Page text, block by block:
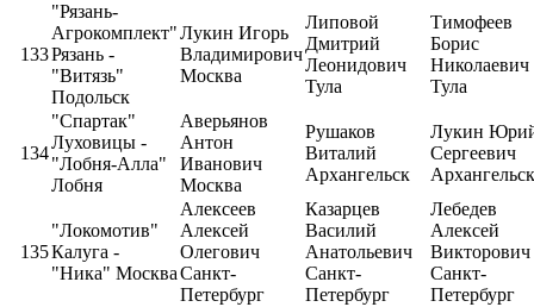
133
"Рязань-
Агрокомплект"
Рязань -
"Витязь"
Подольск
Лукин Игорь
Владимирович
Москва
Липовой
Дмитрий
Леонидович
Тула
Тимофеев
Борис
Николаевич
Тула
134
"Спартак"
Луховицы -
"Лобня-Алла"
Лобня
Аверьянов
Антон
Иванович
Москва
Рушаков
Виталий
Архангельск
Лукин
Сергеевич
Архангельск
135
"Локомотив"
Калуга -
"Ника" Москва
Алексеев
Алексей
Олегович
Санкт-
Петербург
Казарцев
Василий
Анатольевич
Санкт-
Петербург
Лебедев
Алексей
Викторович
Санкт-
Петербург